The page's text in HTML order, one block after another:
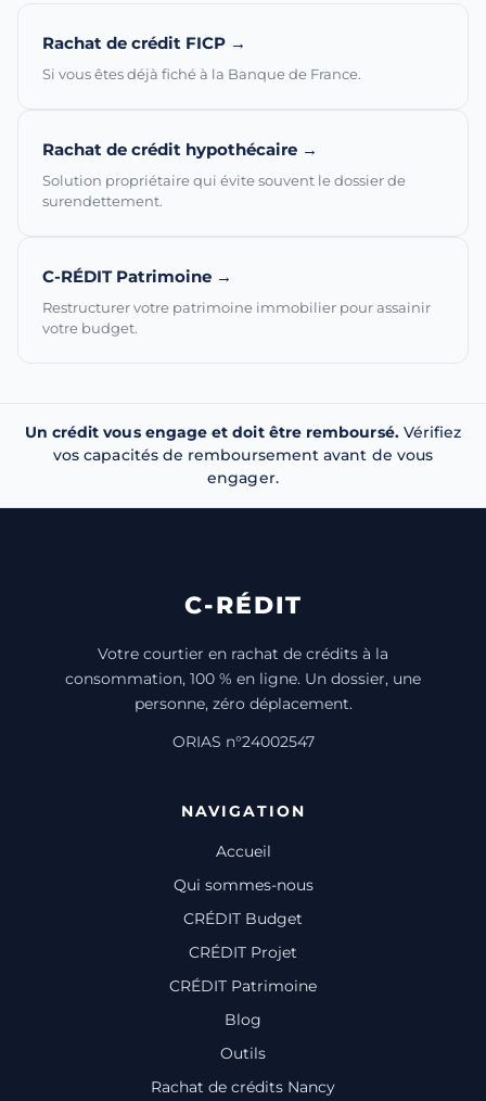
Rachat de crédit FICP →
Si vous êtes déjà fiché à la Banque de France.
Rachat de crédit hypothécaire →
Solution propriétaire qui évite souvent le dossier de
surendettement.
C-RÉDIT Patrimoine →
Restructurer votre patrimoine immobilier pour assainir
votre budget.
Un crédit vous engage et doit être remboursé.Vérifiez
vos capacités de remboursement avant de vous
engager.
C-RÉDIT
Votre courtier en rachat de crédits à la
consommation, 100 % en ligne. Un dossier, une
personne, zéro déplacement.
ORIAS n°24002547
NAVIGATION
Accueil
Qui sommes-nous
CRÉDIT Budget
CRÉDIT Projet
CRÉDIT Patrimoine
Blog
Outils
Rachat de crédits Nancy